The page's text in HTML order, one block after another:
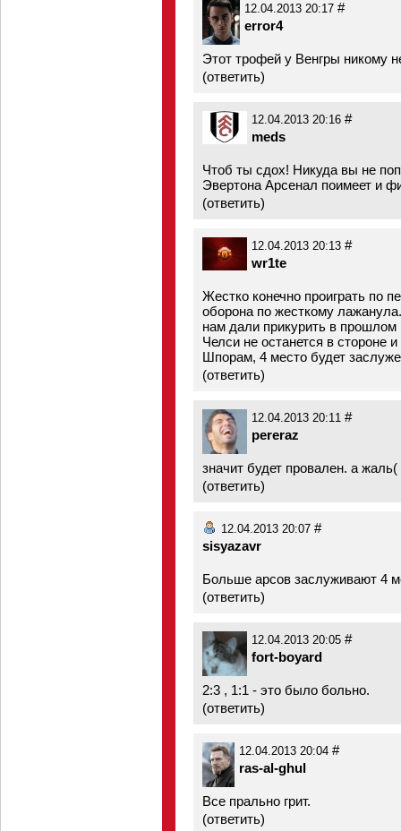
12.04.2013 20:17 #
error4
Этот трофей у Венгры никому
(ответить)
12.04.2013 20:16 #
meds
Чтоб ты сдох! Никуда вы не
Эвертона Арсенал поимеет и
(ответить)
12.04.2013 20:13 #
wr1te
Жестко конечно проиграть по
оборона по жесткому
нам дали прикурить в
Челси не останется в стороне
Шпорам, 4 место будет
(ответить)
12.04.2013 20:11 #
pereraz
значит будет провален. а жаль(
(ответить)
12.04.2013 20:07 #
sisyazavr
Больше арсов заслуживают 4
(ответить)
12.04.2013 20:05 #
fort-boyard
2:3 , 1:1 - это было больно.
(ответить)
12.04.2013 20:04 #
ras-al-ghul
Все прально грит.
(ответить)